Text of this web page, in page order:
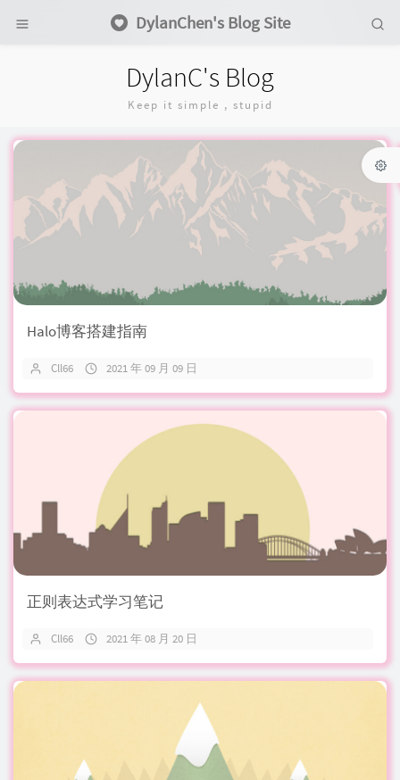
DylanChen's Blog Site
DylanC's Blog
Keep it simple , stupid
Halo博客搭建指南
Cll66 2021 年 09 月 09 日
正则表达式学习笔记
Cll66 2021 年 08 月 20 日